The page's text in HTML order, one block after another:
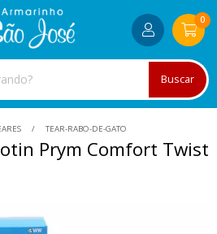
Buscar
0
TEAR-RABO-DE-GATO
Prym Comfort Twist